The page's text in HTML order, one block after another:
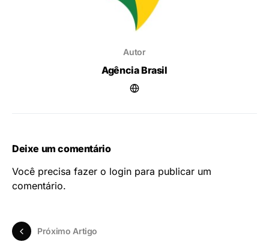
Autor
Agência Brasil
Deixe um comentário
Você precisa fazer o login para publicar um
comentário.
Próximo Artigo